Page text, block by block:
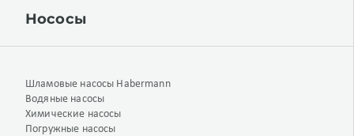
Нососы
Шламовые насосы Habermann
Водяные насосы
Химические насосы
Погружные насосы